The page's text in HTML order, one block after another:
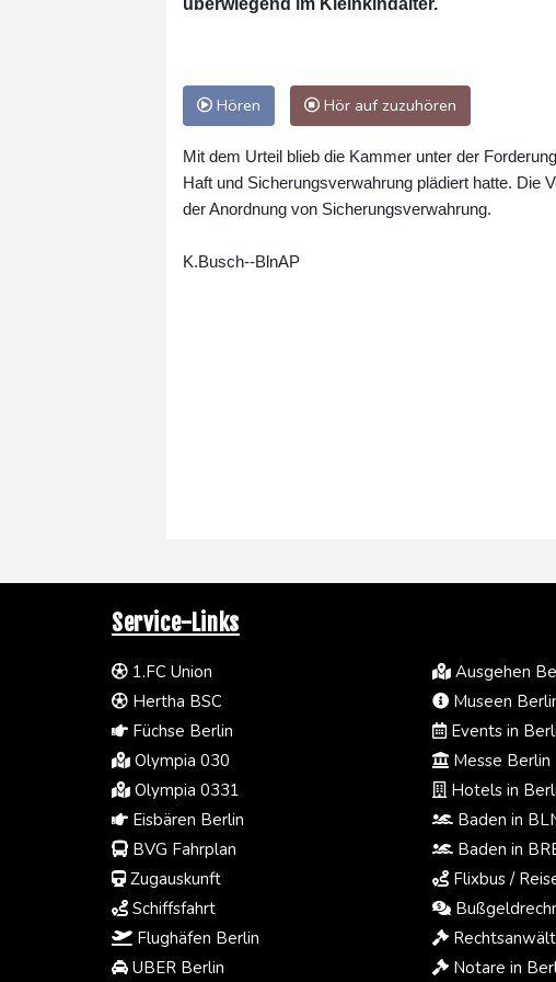
Hören Hör auf zuzuhören
Mit dem Urteil blieb die Kammer unter der
Haft und Sicherungsverwahrung plädiert hatte. Die
der Anordnung von Sicherungsverwahrung.
K.Busch--BlnAP
Service-Links
1.FC Union
Hertha BSC
Füchse Berlin
Olympia 030
Olympia 0331
Eisbären Berlin
BVG Fahrplan
Zugauskunft
Schiffsfahrt
Flughäfen Berlin
UBER Berlin
Ausgehen
Museen
Events in
Messe Berlin
Hotels in
Baden in
Baden in
Flixbus /
Notare in